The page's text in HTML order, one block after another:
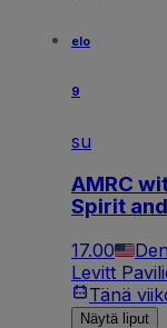
elo
9
su
AMRC
Spirit
17.00
Levitt
Tänä
Näytä liput